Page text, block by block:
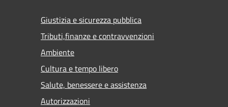
Giustizia e sicurezza pubblica
Tributi,finanze e contravvenzioni
Ambiente
Cultura e tempo libero
Salute, benessere e assistenza
Autorizzazioni